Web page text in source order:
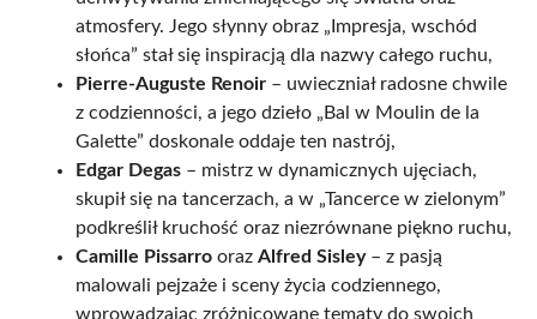
atmosfery. Jego słynny obraz „Impresja, wschód
słońca” stał się inspiracją dla nazwy całego ruchu,
Pierre-Auguste Renoir – uwieczniał radosne chwile
z codzienności, a jego dzieło „Bal w Moulin de la
Galette” doskonale oddaje ten nastrój,
Edgar Degas – mistrz w dynamicznych ujęciach,
skupił się na tancerzach, a w „Tancerce w zielonym”
podkreślił kruchość oraz niezrównane piękno ruchu,
Camille Pissarro oraz Alfred Sisley– z pasją
malowali pejzaże i sceny życia codziennego,
wprowadzając zróżnicowane tematy do swoich